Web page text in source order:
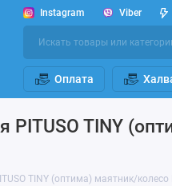
Instagram Viber
Оплата
PITUSO TINY
TINY (оптима) маятник/